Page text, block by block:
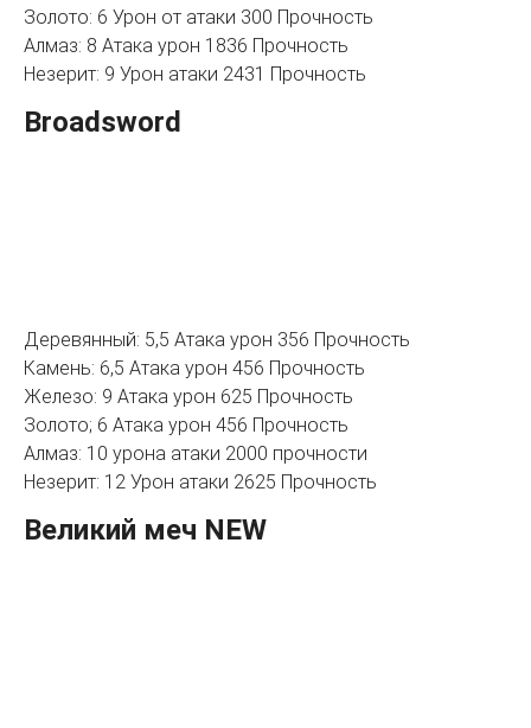
Золото: 6 Урон от атаки 300 Прочность
Алмаз: 8 Атака урон 1836 Прочность
Незерит: 9 Урон атаки 2431 Прочность
Broadsword
Деревянный: 5,5 Атака урон 356 Прочность
Камень: 6,5 Атака урон 456 Прочность
Железо: 9 Атака урон 625 Прочность
Золото; 6 Атака урон 456 Прочность
Алмаз: 10 урона атаки 2000 прочности
Незерит: 12 Урон атаки 2625 Прочность
Великий меч NEW